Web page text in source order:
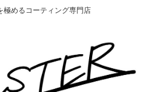
極めるコーティング専門店